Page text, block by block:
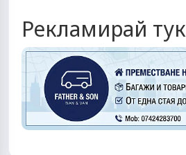
Рекламирай тук